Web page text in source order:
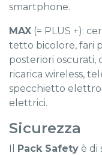
smartphone.
MAX (= PLUS +):
tetto bicolore, fari
posteriori oscurati,
ricarica wireless,
specchietto
elettrici.
Sicurezza
Il Pack Safety è di